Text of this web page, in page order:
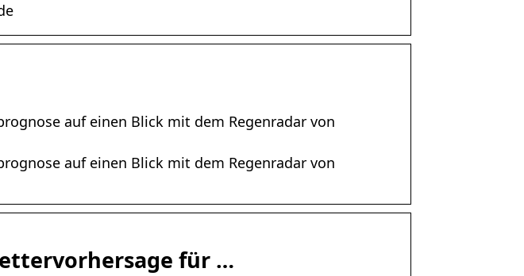
auf einen Blick mit dem Regenradar von
auf einen Blick mit dem Regenradar von
für …